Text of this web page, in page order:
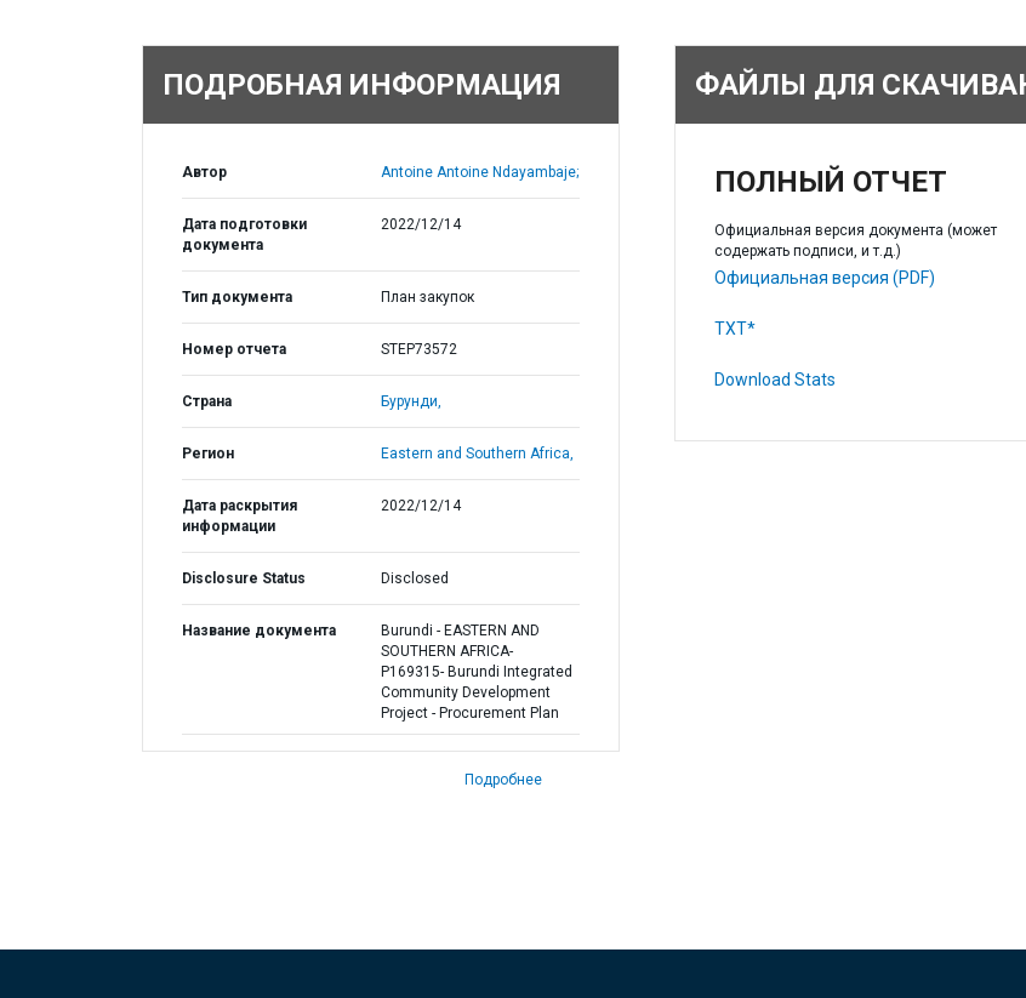
ПОДРОБНАЯ ИНФОРМАЦИЯ
Автор Antoine Antoine Ndayambaje;
Дата подготовки
документа
2022/12/14
Тип документа План закупок
Номер отчета STEP73572
Страна Бурунди,
Регион Eastern and Southern Africa,
Дата раскрытия
информации
2022/12/14
Disclosure Status Disclosed
Название документа
Burundi - EASTERN AND
SOUTHERN AFRICA-
P169315- Burundi Integrated
Community Development
Project - Procurement Plan
Подробнее
ФАЙЛЫ ДЛЯ
ПОЛНЫЙ ОТЧЕТ
Официальная версия документа (может
содержать подписи, и т.д.)
Официальная версия (PDF)
TXT*
Download Stats